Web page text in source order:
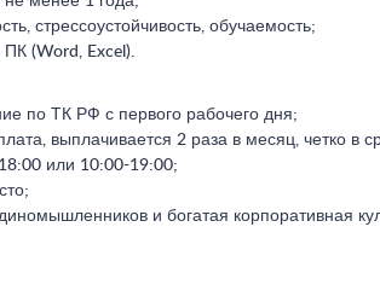
стрессоустойчивость, обучаемость;
(Word, Excel).
по ТК РФ с первого рабочего дня;
выплачивается 2 раза в месяц, четко в
или 10:00-19:00;
и богатая корпоративная